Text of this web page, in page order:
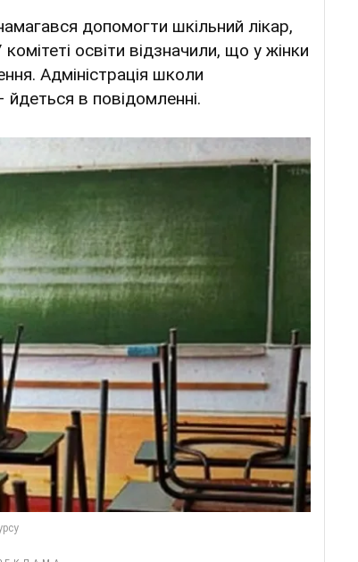
допомогти шкільний лікар,
освіти відзначили, що у жінки
Адміністрація школи
йдеться в повідомленні.